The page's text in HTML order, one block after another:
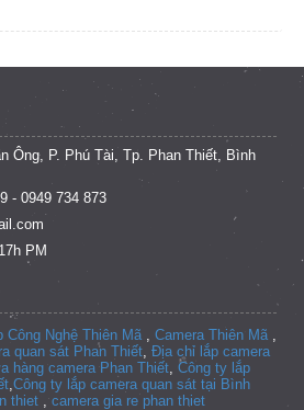
Ông, P. Phú Tài, Tp. Phan Thiết, Bình
- 0949 734 873
PM
Công Nghệ Thiên Mã , Camera Thiên Mã ,
quan sát Phan Thiết, Địa chỉ lắp camera
hàng camera Phan Thiết, Công ty lắp
,Công ty lắp camera quan sát tại Bình
thiet , camera gia re phan thiet